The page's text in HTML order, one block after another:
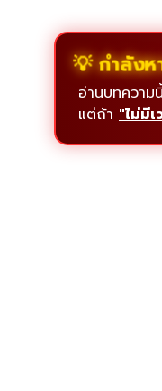
💡 กำลัง
อ่านบทความ
แต่ถ้า "ไม่มีเ